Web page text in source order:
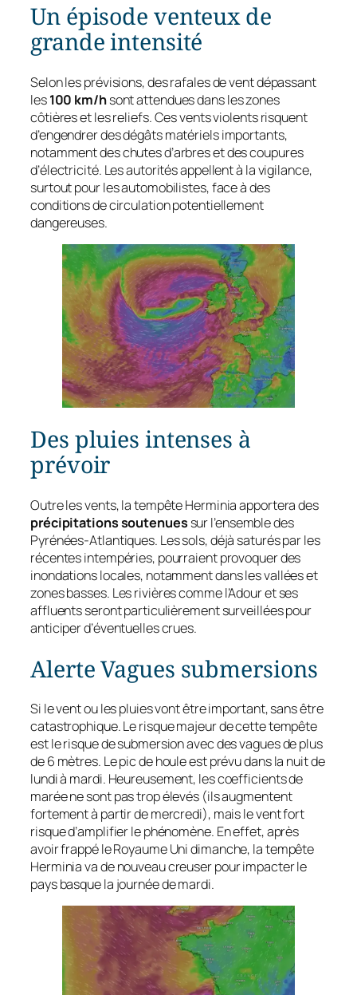
Un épisode venteux de
grande intensité
Selon les prévisions, des rafales de vent dépassant
les100 km/hsont attendues dans les zones
côtières et les reliefs. Ces vents violents risquent
d’engendrer des dégâts matériels importants,
notamment des chutes d’arbres et des coupures
d’électricité. Les autorités appellent à la vigilance,
surtout pour les automobilistes, face à des
conditions de circulation potentiellement
dangereuses.
Des pluies intenses à
prévoir
Outre les vents, la tempête Herminia apportera des
précipitations soutenues sur l’ensemble des
Pyrénées-Atlantiques. Les sols, déjà saturés par les
récentes intempéries, pourraient provoquer des
inondations locales, notamment dans les vallées et
zones basses. Les rivières comme l’Adour et ses
affluents seront particulièrement surveillées pour
anticiper d’éventuelles crues.
Alerte Vagues submersions
Si le vent ou les pluies vont être important, sans être
catastrophique. Le risque majeur de cette tempête
est le risque de submersion avec des vagues de plus
de 6 mètres. Le pic de houle est prévu dans la nuit de
lundi à mardi. Heureusement, les coefficients de
marée ne sont pas trop élevés (ils augmentent
fortement à partir de mercredi), mais le vent fort
risque d’amplifier le phénomène. En effet, après
avoir frappé le Royaume Uni dimanche, la tempête
Herminia va de nouveau creuser pour impacter le
pays basque la journée de mardi.